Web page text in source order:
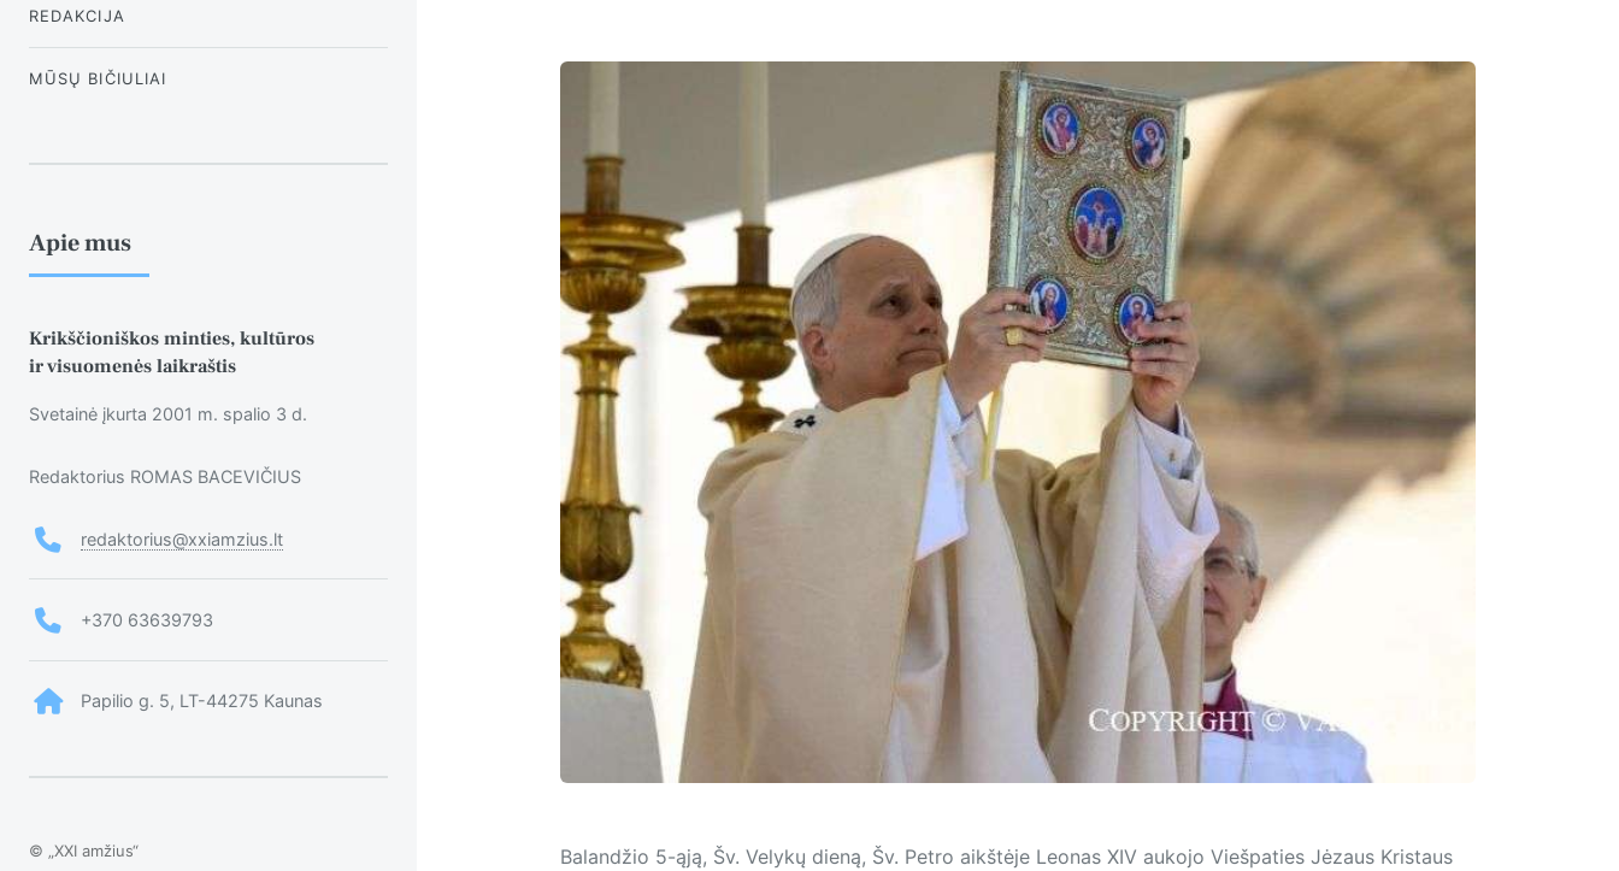
Balandžio 5-ąją, Šv. Velykų die­ną, Šv. Petro aikštėje Leonas XIV aukojo Viešpaties Jėzaus Kristaus
REDAKCIJA
MŪSŲ BIČIULIAI
Apie mus
Krikščioniškos minties, kultūros
ir visuomenės laikraštis
Svetainė įkurta 2001 m. spalio 3 d.
Redaktorius ROMAS BACEVIČIUS
redaktorius@xxiamzius.lt
+370 63639793
Papilio g. 5, LT-44275 Kaunas
© „XXI amžius“